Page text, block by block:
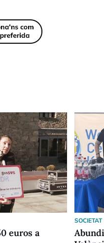
euros a
SOCIETAT